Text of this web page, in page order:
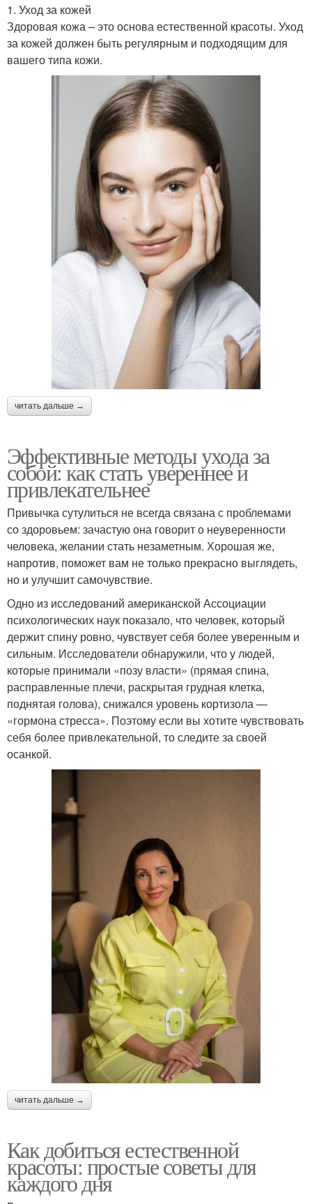
1. Уход за кожей
Здоровая кожа – это основа естественной красоты. Уход
за кожей должен быть регулярным и подходящим для
вашего типа кожи.
читать дальше →
Эффективные методы ухода за
собой: как стать увереннее и
привлекательнее
Привычка сутулиться не всегда связана с проблемами
со здоровьем: зачастую она говорит о неуверенности
человека, желании стать незаметным. Хорошая же,
напротив, поможет вам не только прекрасно выглядеть,
но и улучшит самочувствие.
Одно из исследований американской Ассоциации
психологических наук показало, что человек, который
держит спину ровно, чувствует себя более уверенным и
сильным. Исследователи обнаружили, что у людей,
которые принимали «позу власти» (прямая спина,
расправленные плечи, раскрытая грудная клетка,
поднятая голова), снижался уровень кортизола —
«гормона стресса». Поэтому если вы хотите чувствовать
себя более привлекательной, то следите за своей
осанкой.
читать дальше →
Как добиться естественной
красоты: простые советы для
каждого дня